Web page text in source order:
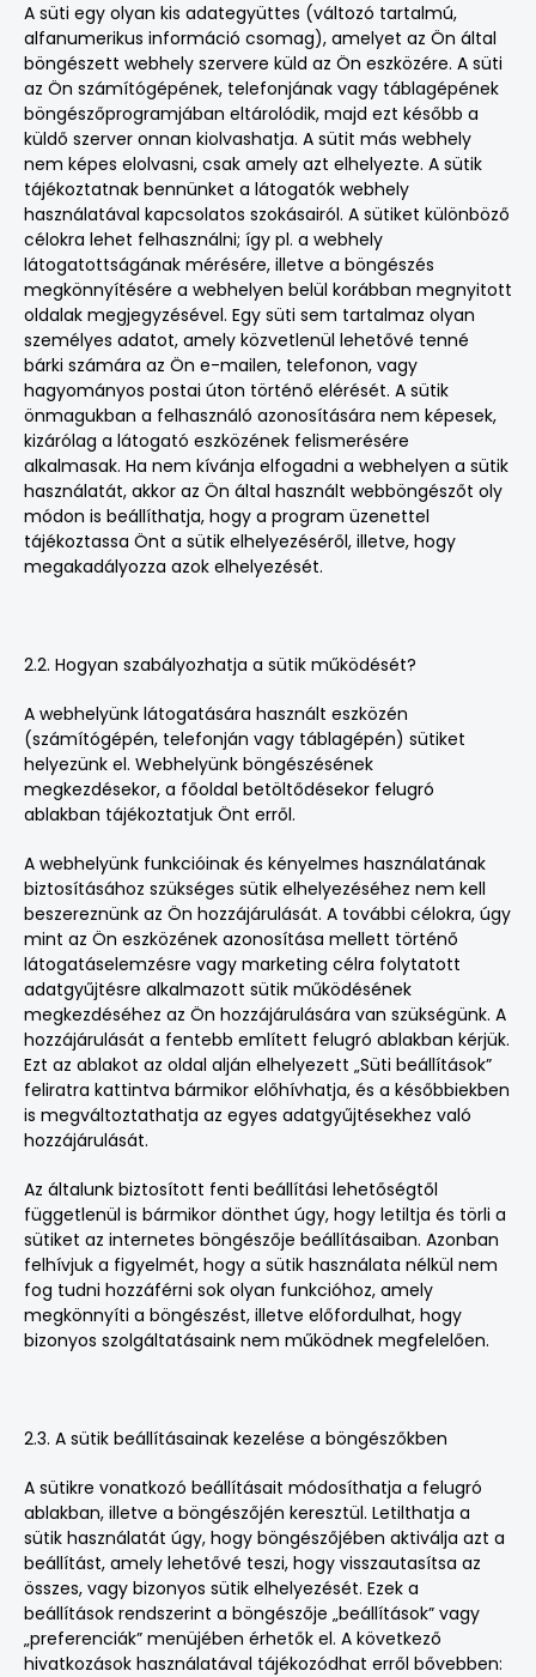
A süti egy olyan kis adategyüttes (változó tartalmú,
alfanumerikus információ csomag), amelyet az Ön által
böngészett webhely szervere küld az Ön eszközére. A süti
az Ön számítógépének, telefonjának vagy táblagépének
böngészőprogramjában eltárolódik, majd ezt később a
küldő szerver onnan kiolvashatja. A sütit más webhely
nem képes elolvasni, csak amely azt elhelyezte. A sütik
tájékoztatnak bennünket a látogatók webhely
használatával kapcsolatos szokásairól. A sütiket különböző
célokra lehet felhasználni; így pl. a webhely
látogatottságának mérésére, illetve a böngészés
megkönnyítésére a webhelyen belül korábban megnyitott
oldalak megjegyzésével. Egy süti sem tartalmaz olyan
személyes adatot, amely közvetlenül lehetővé tenné
bárki számára az Ön e-mailen, telefonon, vagy
hagyományos postai úton történő elérését. A sütik
önmagukban a felhasználó azonosítására nem képesek,
kizárólag a látogató eszközének felismerésére
alkalmasak. Ha nem kívánja elfogadni a webhelyen a sütik
használatát, akkor az Ön által használt webböngészőt oly
módon is beállíthatja, hogy a program üzenettel
tájékoztassa Önt a sütik elhelyezéséről, illetve, hogy
megakadályozza azok elhelyezését.
2.2. Hogyan szabályozhatja a sütik működését?
A webhelyünk látogatására használt eszközén
(számítógépén, telefonján vagy táblagépén) sütiket
helyezünk el. Webhelyünk böngészésének
megkezdésekor, a főoldal betöltődésekor felugró
ablakban tájékoztatjuk Önt erről.
A webhelyünk funkcióinak és kényelmes használatának
biztosításához szükséges sütik elhelyezéséhez nem kell
beszereznünk az Ön hozzájárulását. A további célokra, úgy
mint az Ön eszközének azonosítása mellett történő
látogatáselemzésre vagy marketing célra folytatott
adatgyűjtésre alkalmazott sütik működésének
megkezdéséhez az Ön hozzájárulására van szükségünk. A
hozzájárulását a fentebb említett felugró ablakban kérjük.
Ezt az ablakot az oldal alján elhelyezett „Süti beállítások”
feliratra kattintva bármikor előhívhatja, és a későbbiekben
is megváltoztathatja az egyes adatgyűjtésekhez való
hozzájárulását.
Az általunk biztosított fenti beállítási lehetőségtől
függetlenül is bármikor dönthet úgy, hogy letiltja és törli a
sütiket az internetes böngészője beállításaiban. Azonban
felhívjuk a figyelmét, hogy a sütik használata nélkül nem
fog tudni hozzáférni sok olyan funkcióhoz, amely
megkönnyíti a böngészést, illetve előfordulhat, hogy
bizonyos szolgáltatásaink nem működnek megfelelően.
2.3. A sütik beállításainak kezelése a böngészőkben
A sütikre vonatkozó beállításait módosíthatja a felugró
ablakban, illetve a böngészőjén keresztül. Letilthatja a
sütik használatát úgy, hogy böngészőjében aktiválja azt a
beállítást, amely lehetővé teszi, hogy visszautasítsa az
összes, vagy bizonyos sütik elhelyezését. Ezek a
beállítások rendszerint a böngészője „beállítások” vagy
„preferenciák” menüjében érhetők el. A következő
hivatkozások használatával tájékozódhat erről bővebben: